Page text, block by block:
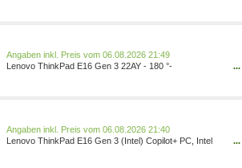
Preis vom 06.08.2026 21:49
Lenovo ThinkPad E16 Gen 3 22AY - 180 °-
...
Preis vom 06.08.2026 21:40
Lenovo ThinkPad E16 Gen 3 (Intel) Copilot+ PC, Intel
...